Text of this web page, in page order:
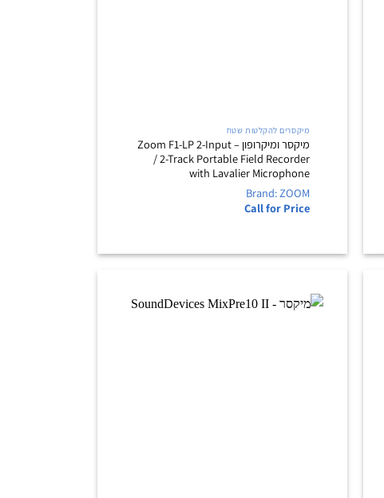
מיקסרים להקלטות שטח
מיקסר ומיקרופון – Zoom F1-LP 2-Input
/ 2-Track Portable Field Recorder
with Lavalier Microphone
Brand: ZOOM
Call for Price